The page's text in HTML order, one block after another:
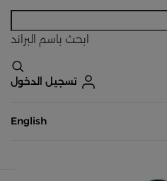
ابحث باسم البراند
تسجيل الدخول
English